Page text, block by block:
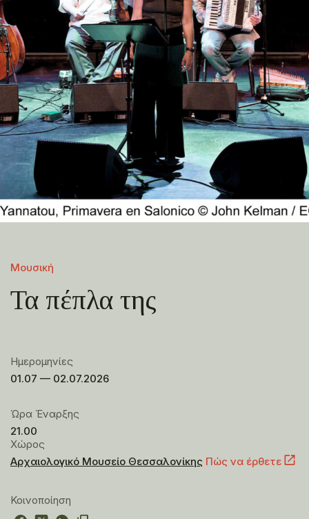
Μουσική
Τα πέπλα της
Ημερομηνίες
01.07 — 02.07.2026
Ώρα Έναρξης
21.00
Χώρος
Αρχαιολογικό Μουσείο Θεσσαλονίκης Πώς να έρθετε
Κοινοποίηση